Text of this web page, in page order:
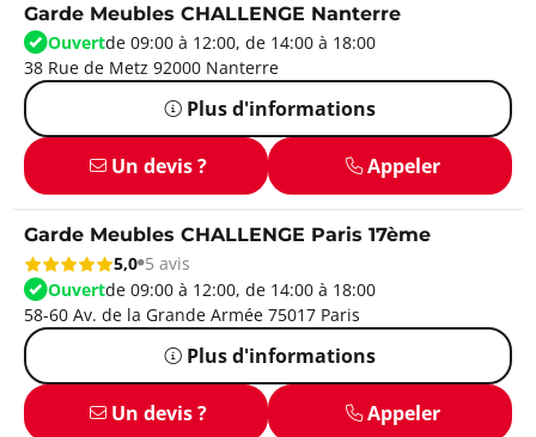
Garde Meubles CHALLENGE Nanterre
Ouvertde 09:00 à 12:00, de 14:00 à 18:00
38 Rue de Metz 92000 Nanterre
Plus d'informations
Un devis ? Appeler
Garde Meubles CHALLENGE Paris 17ème
5,0 5 avis
Ouvertde 09:00 à 12:00, de 14:00 à 18:00
58-60 Av. de la Grande Armée 75017 Paris
Plus d'informations
Un devis ? Appeler